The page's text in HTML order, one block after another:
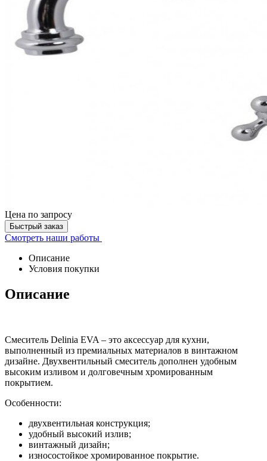
Цена по запросу
Быстрый заказ
Смотреть наши работы
Описание
Условия покупки
Описание
Смеситель Delinia EVA – это аксессуар для кухни,
выполненный из премиальных материалов в винтажном
дизайне. Двухвентильный смеситель дополнен удобным
высоким изливом и долговечным хромированным
покрытием.
Особенности:
двухвентильная конструкция;
удобный высокий излив;
винтажный дизайн;
износостойкое хромированное покрытие.